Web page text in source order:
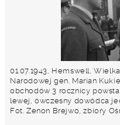
01.07.1943, Hemswell,
Narodowej gen. Marian
obchodów 3 rocznicy
lewej, ówczesny dowódca
Fot. Zenon Brejwo, zbiory